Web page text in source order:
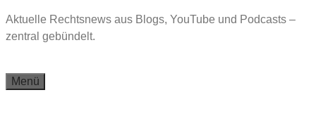
Zum
Inhalt
Aktuelle Rechtsnews aus Blogs, YouTube und Podcasts –
zentral gebündelt.
Menü